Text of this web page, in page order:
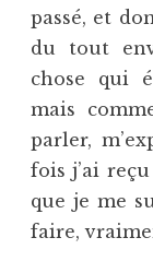
passé, et
du tout
chose qui
mais
parler,
fois j’ai
que je me
faire,